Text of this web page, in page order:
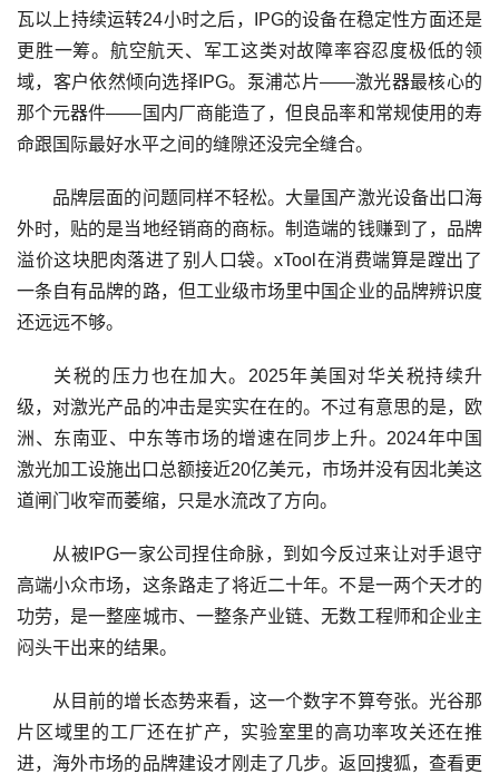
瓦以上持续运转24小时之后，IPG的设备在稳定性方面还是
更胜一筹。航空航天、军工这类对故障率容忍度极低的领
域，客户依然倾向选择IPG。泵浦芯片——激光器最核心的
那个元器件——国内厂商能造了，但良品率和常规使用的寿
命跟国际最好水平之间的缝隙还没完全缝合。
品牌层面的问题同样不轻松。大量国产激光设备出口海
外时，贴的是当地经销商的商标。制造端的钱赚到了，品牌
溢价这块肥肉落进了别人口袋。xTool在消费端算是蹚出了
一条自有品牌的路，但工业级市场里中国企业的品牌辨识度
还远远不够。
关税的压力也在加大。2025年美国对华关税持续升
级，对激光产品的冲击是实实在在的。不过有意思的是，欧
洲、东南亚、中东等市场的增速在同步上升。2024年中国
激光加工设施出口总额接近20亿美元，市场并没有因北美这
道闸门收窄而萎缩，只是水流改了方向。
从被IPG一家公司捏住命脉，到如今反过来让对手退守
高端小众市场，这条路走了将近二十年。不是一两个天才的
功劳，是一整座城市、一整条产业链、无数工程师和企业主
闷头干出来的结果。
从目前的增长态势来看，这一个数字不算夸张。光谷那
片区域里的工厂还在扩产，实验室里的高功率攻关还在推
进，海外市场的品牌建设才刚走了几步。返回搜狐，查看更